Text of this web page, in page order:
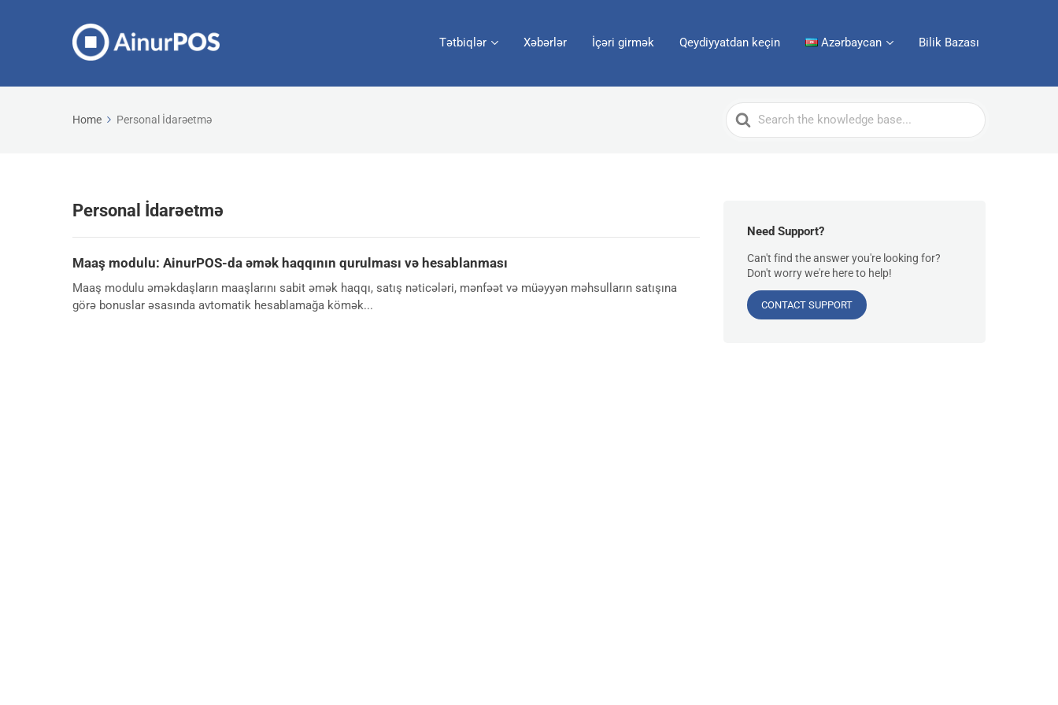
Tətbiqlər Xəbərlər İçəri girmək Qeydiyyatdan keçin Azərbaycan Bilik Bazası
Home Personal İdarəetmə
Search
For
Personal İdarəetmə
Maaş modulu: AinurPOS-da əmək haqqının qurulması və hesablanması
Maaş modulu əməkdaşların maaşlarını sabit əmək haqqı, satış nəticələri, mənfəət və müəyyən məhsulların satışına
görə bonuslar əsasında avtomatik hesablamağa kömək...
Need Support?
Can't find the answer you're looking for?
Don't worry we're here to help!
CONTACT SUPPORT